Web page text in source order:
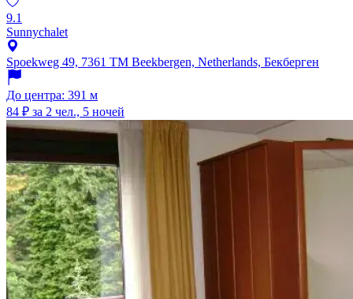
9.1
Sunnychalet
Spoekweg 49, 7361 TM Beekbergen, Netherlands, Бекберген
До центра: 391 м
84 ₽ за 2 чел., 5 ночей